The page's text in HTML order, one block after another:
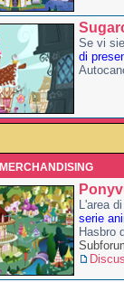
Se vi
di
L'area
serie
Hasbro